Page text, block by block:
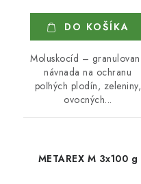
DO KOŠÍKA
Moluskocíd –
návnada na ochranu
poľných plodín, zeleniny,
ovocných...
METAREX M 3x100 g